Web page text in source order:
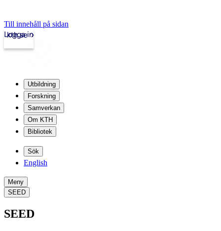
Till innehåll på sidan
kth.se
Logga in
Utbildning
Forskning
Samverkan
Om KTH
Bibliotek
Sök
English
Meny
SEED
SEED